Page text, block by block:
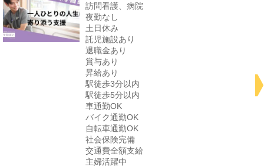
訪問看護、病院
夜勤なし
土日休み
託児施設あり
退職金あり
賞与あり
昇給あり
駅徒歩3分以内
駅徒歩5分以内
車通勤OK
バイク通勤OK
自転車通勤OK
社会保険完備
交通費全額支給
主婦活躍中